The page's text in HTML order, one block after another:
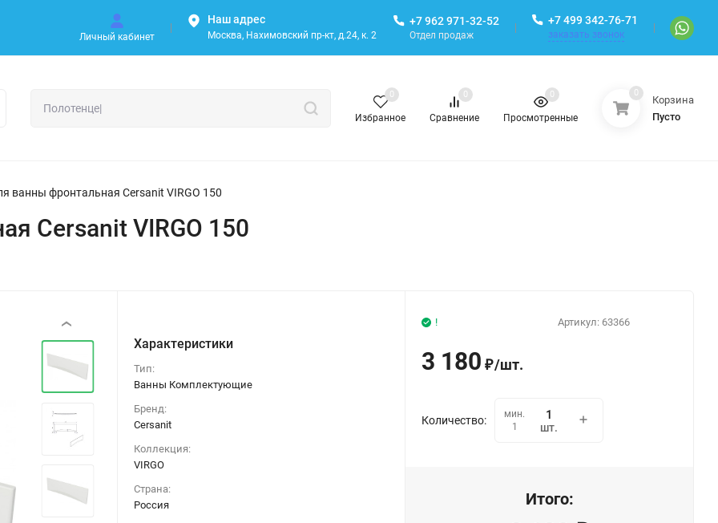
Личный кабинет
Наш адрес
Москва, Нахимовский пр-кт, д.24, к. 2
+7 962 971-32-52
Отдел продаж
+7 499 342-76-71
заказать звонок
Избранное
0
Сравнение
0
Просмотренные
0 0
Корзина
Пусто
ванны фронтальная Cersanit VIRGO 150
Cersanit VIRGO 150
‹
Характеристики
Тип:
Ванны Комплектующие
Бренд:
Cersanit
Коллекция:
VIRGO
Страна:
Россия
Артикул: 63366
!
3 180 ₽/шт.
Количество:
мин.
1
шт.
Итого: